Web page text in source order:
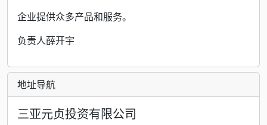
企业提供众多产品和服务。
负责人薛开宇
地址导航
三亚元贞投资有限公司